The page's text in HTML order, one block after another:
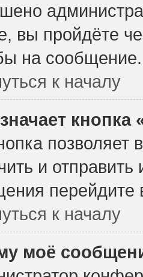
вы пройдёте
на сообщение.
к началу
позволяет
и
перейдите
к началу
моё